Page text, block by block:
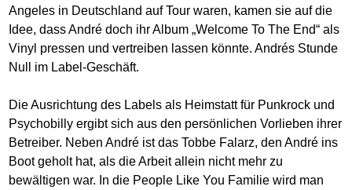
Angeles in Deutschland auf Tour waren, kamen sie auf die
Idee, dass André doch ihr Album „Welcome To The End“ als
Vinyl pressen und vertreiben lassen könnte. Andrés Stunde
Null im Label-Geschäft.
Die Ausrichtung des Labels als Heimstatt für Punkrock und
Psychobilly ergibt sich aus den persönlichen Vorlieben ihrer
Betreiber. Neben André ist das Tobbe Falarz, den André ins
Boot geholt hat, als die Arbeit allein nicht mehr zu
bewältigen war. In die People Like You Familie wird man